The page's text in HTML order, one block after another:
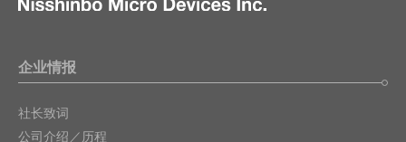
企业情报
社长致词
公司介绍／历程